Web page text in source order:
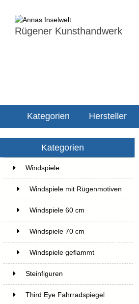
Rügener Kunsthandwerk
Kategorien Hersteller
Kategorien
Windspiele
Windspiele mit Rügenmotiven
2
Windspiele 60 cm
2
Windspiele 70 cm
10
Windspiele geflammt
4
Steinfiguren
Third Eye Fahrradspiegel